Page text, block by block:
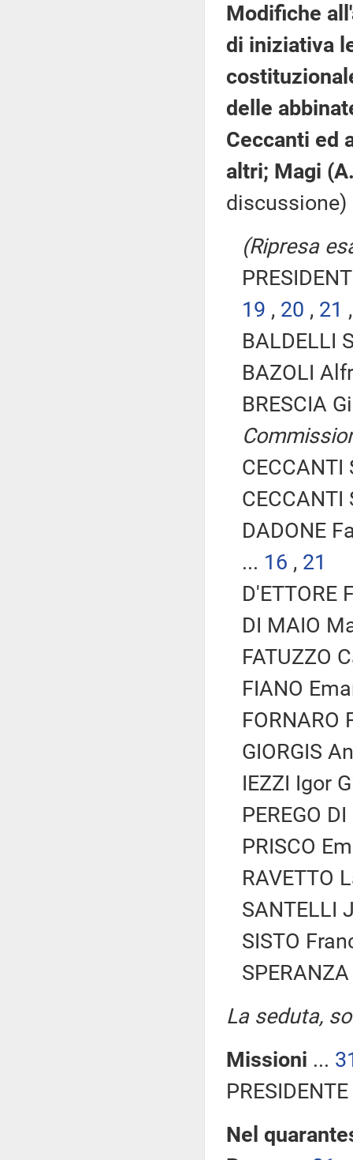
Modifiche
di iniziativa
delle
Ceccanti ed
altri; Magi
(Ripresa
19 , 20 , 21
BALDELLI
BAZOLI
BRESCIA
DADONE
... 16 , 21
D'ETTORE
DI MAIO
FATUZZO
FIANO
FORNARO
GIORGIS
IEZZI Igor
PEREGO
PRISCO
RAVETTO
SANTELLI
SISTO
La seduta,
Missioni ...
Nel